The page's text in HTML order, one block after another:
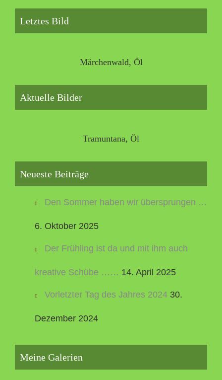
Letztes Bild
Märchenwald, Öl
Aktuelle Bilder
Tramuntana, Öl
Neueste Beiträge
Den Sommer haben wir übersprungen …
6. Oktober 2025
Der Frühling ist da und mit ihm auch
kreative Schübe …… 14. April 2025
Vorletzter Tag des Jahres 2024 30.
Dezember 2024
Meine Galerien